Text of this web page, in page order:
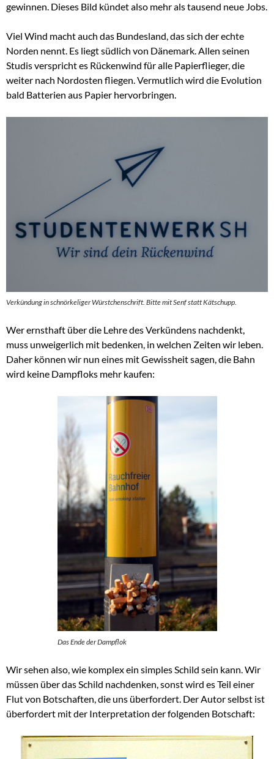
gewinnen. Dieses Bild kündet also mehr als tausend neue Jobs.
Viel Wind macht auch das Bundesland, das sich der echte
Norden nennt. Es liegt südlich von Dänemark. Allen seinen
Studis verspricht es Rückenwind für alle Papierflieger, die
weiter nach Nordosten fliegen. Vermutlich wird die Evolution
bald Batterien aus Papier hervorbringen.
Verkündung in schnörkeliger Würstchenschrift. Bitte mit Senf statt Kätschupp.
Wer ernsthaft über die Lehre des Verkündens nachdenkt,
muss unweigerlich mit bedenken, in welchen Zeiten wir leben.
Daher können wir nun eines mit Gewissheit sagen, die Bahn
wird keine Dampfloks mehr kaufen:
Das Ende der Dampflok
Wir sehen also, wie komplex ein simples Schild sein kann. Wir
müssen über das Schild nachdenken, sonst wird es Teil einer
Flut von Botschaften, die uns überfordert. Der Autor selbst ist
überfordert mit der Interpretation der folgenden Botschaft: